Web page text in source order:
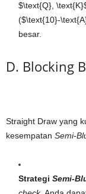
$\text{Q},
($\text{10}-
besar.
D. Blocking
Straight Draw yang
kesempatan Semi-
Strategi Semi-